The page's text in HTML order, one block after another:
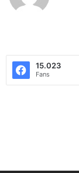
15.023
Fans